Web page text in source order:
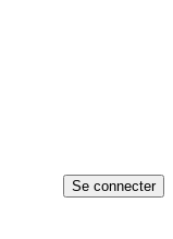
Se connecter